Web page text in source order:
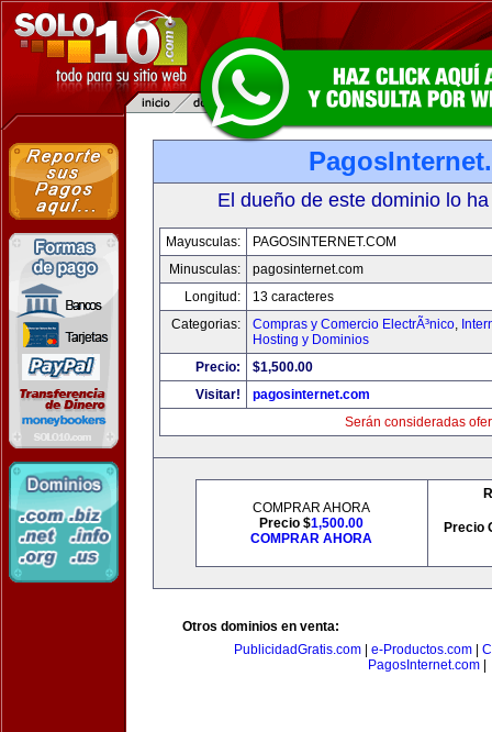
El dueño de este dominio lo
Mayusculas:
PAGOSINTERNET.COM
Minusculas:
pagosinternet.com
Longitud:
13 caracteres
Categorias:
Compras y Comercio ElectrÃ³nico,
Hosting y Dominios
Precio:
$1,500.00
Visitar!
pagosinternet.com
Serán consideradas
COMPRAR AHORA
Precio $1,500.00
COMPRAR AHORA
Precio
Otros dominios en venta:
PublicidadGratis.com
e-Productos.com
PagosInternet.com